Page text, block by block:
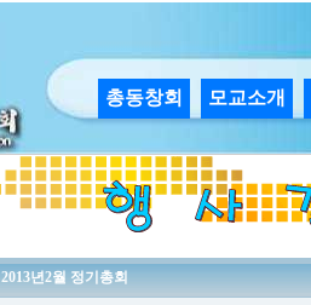
총동창회 모교소개
2013년2월 정기총회